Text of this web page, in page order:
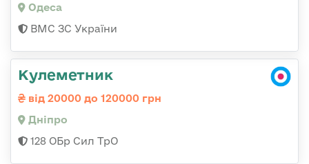
Одеса
ВМС ЗС України
Кулеметник
від 20000 до 120000 грн
Дніпро
128 ОБр Сил ТрО